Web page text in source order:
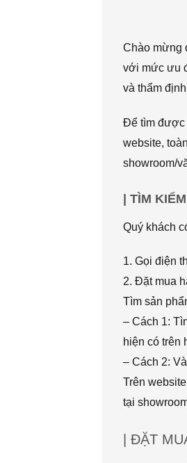
Chào mừng
với mức ưu
và thẩm
Để tìm được
website,
showroom/
| TÌM
Quý khách
1. Gọi điện
2. Đặt mua
Tìm sản
– Cách 1:
hiện có trên
– Cách 2:
Trên
tại
| ĐẶT